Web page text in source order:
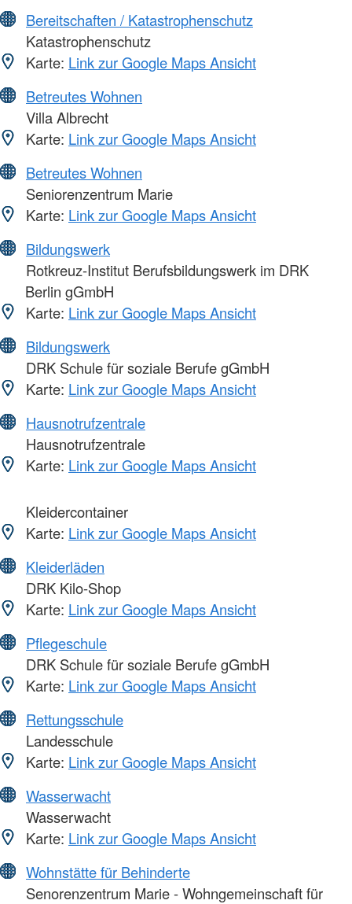
Bereitschaften / Katastrophenschutz
Katastrophenschutz
Karte: Link zur Google Maps Ansicht
Betreutes Wohnen
Villa Albrecht
Karte: Link zur Google Maps Ansicht
Betreutes Wohnen
Seniorenzentrum Marie
Karte: Link zur Google Maps Ansicht
Bildungswerk
Rotkreuz-Institut Berufsbildungswerk im DRK
Berlin gGmbH
Karte: Link zur Google Maps Ansicht
Bildungswerk
DRK Schule für soziale Berufe gGmbH
Karte: Link zur Google Maps Ansicht
Hausnotrufzentrale
Hausnotrufzentrale
Karte: Link zur Google Maps Ansicht
Kleidercontainer
Karte: Link zur Google Maps Ansicht
Kleiderläden
DRK Kilo-Shop
Karte: Link zur Google Maps Ansicht
Pflegeschule
DRK Schule für soziale Berufe gGmbH
Karte: Link zur Google Maps Ansicht
Rettungsschule
Landesschule
Karte: Link zur Google Maps Ansicht
Wasserwacht
Wasserwacht
Karte: Link zur Google Maps Ansicht
Wohnstätte für Behinderte
Senorenzentrum Marie - Wohngemeinschaft für